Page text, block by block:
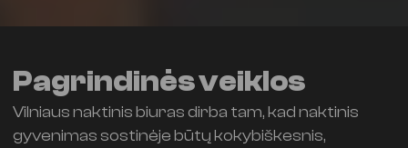
Pagrindinės veiklos
Vilniaus naktinis biuras dirba tam, kad naktinis
gyvenimas sostinėje būtų kokybiškesnis,